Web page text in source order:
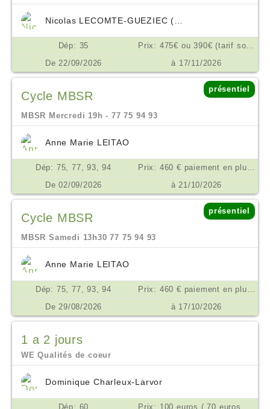
Dép: 35
Prix: 475€ ou 390€ (tarif solidaire), en 3x €
De 22/09/2026
à 17/11/2026
Cycle MBSR
présentiel
MBSR Mercredi 19h - 77 75 94 93
Anne Marie LEITAO
Dép: 75, 77, 93, 94
Prix: 460 € paiement en plusieurs fois possible €
De 02/09/2026
à 21/10/2026
Cycle MBSR
présentiel
MBSR Samedi 13h30 77 75 94 93
Anne Marie LEITAO
Dép: 75, 77, 93, 94
Prix: 460 € paiement en plusieurs fois possible €
De 29/08/2026
à 17/10/2026
1 a 2 jours
WE Qualités de coeur
Dominique Charleux-Larvor
Dép: 60